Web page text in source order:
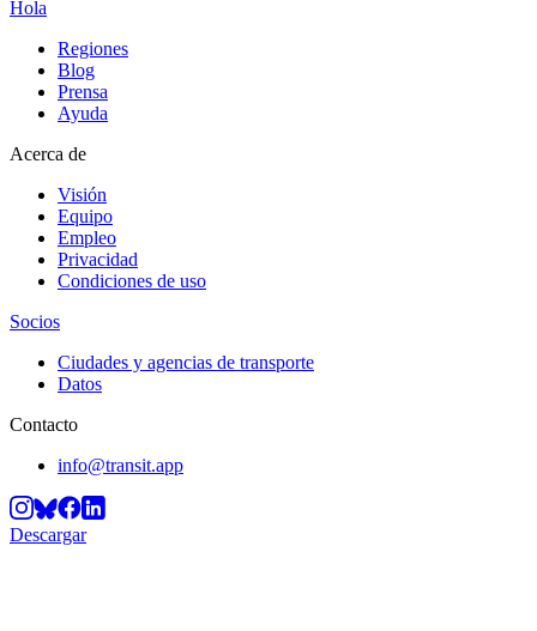
Hola
Regiones
Blog
Prensa
Ayuda
Acerca de
Visión
Equipo
Empleo
Privacidad
Condiciones de uso
Socios
Ciudades y agencias de transporte
Datos
Contacto
info@transit.app
Descargar